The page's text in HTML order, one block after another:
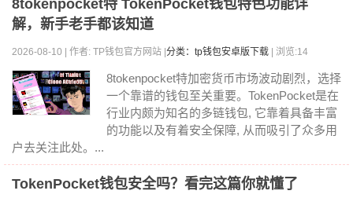
8tokenpocket特 TokenPocket钱包特色功能详
解，新手老手都该知道
2026-08-10 | 作者: TP钱包官方网站 | 分类：tp钱包安卓版下载 | 浏览:14
8tokenpocket特加密货币市场波动剧烈，选择
一个靠谱的钱包至关重要。TokenPocket是在
行业内颇为知名的多链钱包, 它靠着具备丰富
的功能以及有着安全保障, 从而吸引了众多用
户去关注此处。...
TokenPocket钱包安全吗？看完这篇你就懂了